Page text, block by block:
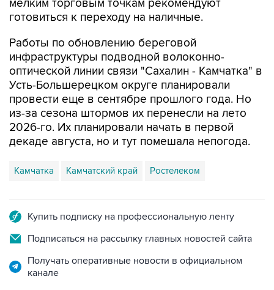
Работы по обновлению береговой
оптической линии связи "Сахалин - Камчатка" в
Усть-Большерецком округе планировали
провести еще в сентябре прошлого года. Но
из-за сезона штормов их перенесли на лето
2026-го. Их планировали начать в первой
декаде августа, но и тут помешала непогода.
Камчатка Камчатский край Ростелеком
Подписаться на рассылку главных новостей сайта
Получать оперативные новости в официальном